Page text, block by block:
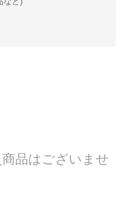
品はございませ